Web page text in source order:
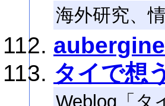
海外研究、
タイで想
Weblog「タ